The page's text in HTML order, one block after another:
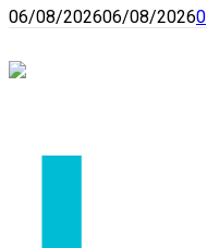
06/08/202606/08/20260